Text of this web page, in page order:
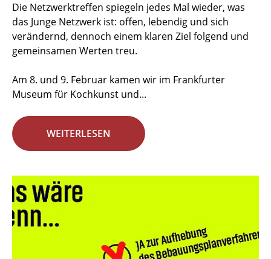
Die Netzwerktreffen spiegeln jedes Mal wieder, was
das Junge Netzwerk ist: offen, lebendig und sich
verändernd, dennoch einem klaren Ziel folgend und
gemeinsamen Werten treu.
Am 8. und 9. Februar kamen wir im Frankfurter
Museum für Kochkunst und...
WEITERLESEN